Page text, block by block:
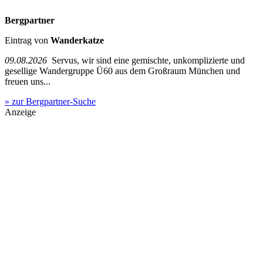
Bergpartner
Eintrag von Wanderkatze
09.08.2026 Servus, wir sind eine gemischte, unkomplizierte und
gesellige Wandergruppe Ü60 aus dem Großraum München und
freuen uns...
» zur Bergpartner-Suche
Anzeige